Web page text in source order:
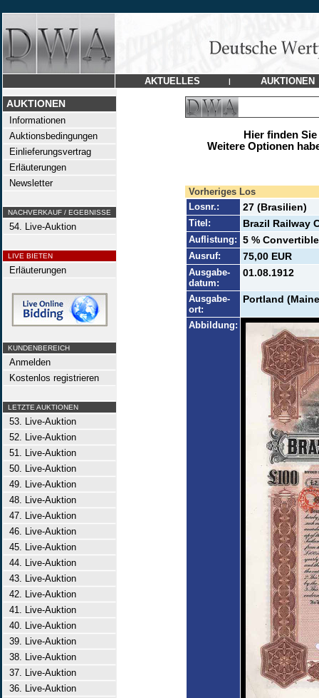
AKTUELLES | AUKTIONEN
AUKTIONEN
Informationen
Auktionsbedingungen
Einlieferungsvertrag
Erläuterungen
Newsletter
NACHVERKAUF / EGEBNISSE
54. Live-Auktion
LIVE BIETEN
Erläuterungen
KUNDENBEREICH
Anmelden
Kostenlos registrieren
LETZTE AUKTIONEN
53. Live-Auktion
52. Live-Auktion
51. Live-Auktion
50. Live-Auktion
49. Live-Auktion
48. Live-Auktion
47. Live-Auktion
46. Live-Auktion
45. Live-Auktion
44. Live-Auktion
43. Live-Auktion
42. Live-Auktion
41. Live-Auktion
40. Live-Auktion
39. Live-Auktion
38. Live-Auktion
37. Live-Auktion
36. Live-Auktion
Hier finden
Weitere Optionen
Vorheriges Los
Losnr.:
27 (Brasilien)
Titel: Brazil Railway
Auflistung: 5 %
Ausruf: 75,00 EUR
Ausgabe-
datum:
01.08.1912
Ausgabe-
ort:
Portland
Abbildung: